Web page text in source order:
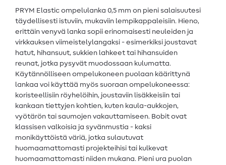
PRYM Elastic ompelulanka 0,5 mm on pieni salaisuutesi
täydellisesti istuviin, mukaviin lempikappaleisiin. Hieno,
erittäin venyvä lanka sopii erinomaisesti neuleiden ja
virkkauksen viimeistelylangaksi - esimerkiksi joustavat
hatut, hihansuut, sukkien lahkeet tai hihansuiden
reunat, jotka pysyvät muodossaan kulumatta.
Käytännölliseen ompelukoneen puolaan käärittynä
lankaa voi käyttää myös suoraan ompelukoneessa:
koristeellisiin röyhelöihin, joustaviin lisäkkeisiin tai
kankaan tiettyjen kohtien, kuten kaula-aukkojen,
vyötärön tai saumojen vakauttamiseen. Bobit ovat
klassisen valkoisia ja syvänmustia - kaksi
monikäyttöistä väriä, jotka sulautuvat
huomaamattomasti projekteihisi tai kulkevat
huomaamattomasti niiden mukana. Pieni ura puolan